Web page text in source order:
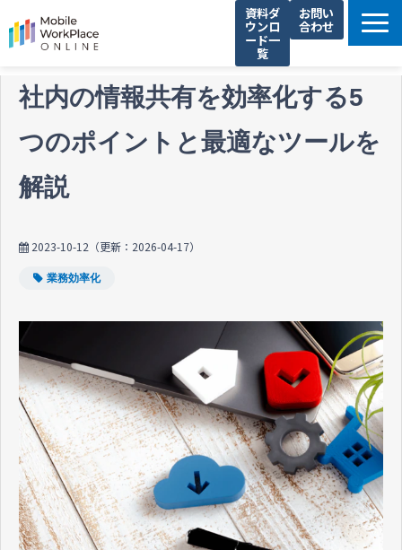
資料ダ
ウンロ
ード一
覧
お問い
合わせ
製品サービス一覧
解決できる課題
コネクシオの強み
セミナー・イベント情報
社内の情報共有を効率化する5
つのポイントと最適なツールを
解説
2023-10-12 （更新： 2026-04-17）
業務効率化